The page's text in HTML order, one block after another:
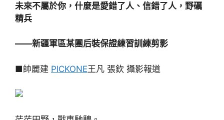
未來不屬於你，什麼是愛錯了人、信錯了人，野礪
精兵
——新疆軍區某團后裝保證練習訓練剪影
■帥麗建 PICKONE王凡 張欽 攝影報道